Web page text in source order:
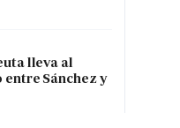
lleva al
Sánchez y